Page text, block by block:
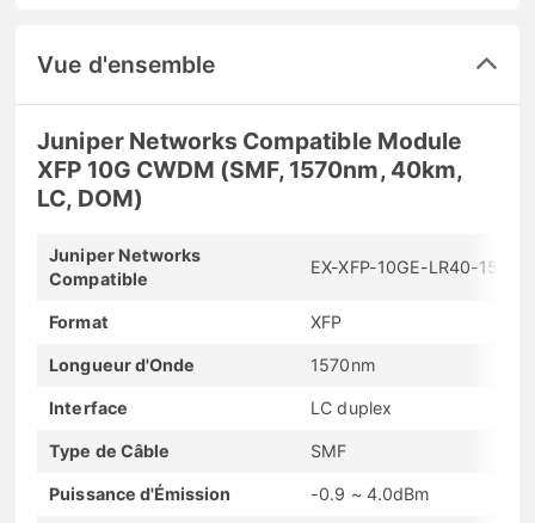
Vue d'ensemble
Juniper Networks Compatible Module
XFP 10G CWDM (SMF, 1570nm, 40km,
LC, DOM)
Juniper Networks
Compatible
EX-XFP-10GE-LR40-1570
Format XFP
Longueur d'Onde 1570nm
Interface LC duplex
Type de Câble SMF
Puissance d'Émission -0.9 ~ 4.0dBm